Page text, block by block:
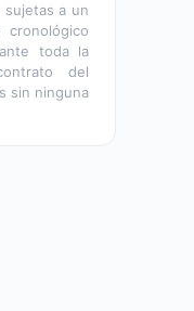
a un
toda la
del
sin ninguna